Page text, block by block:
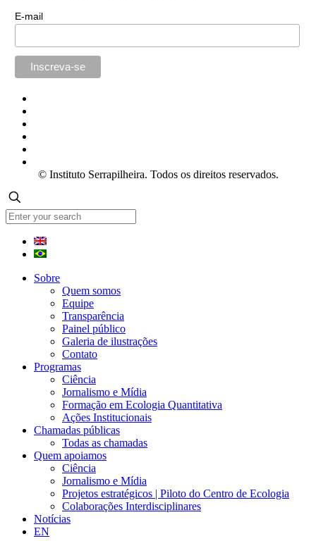
E-mail
© Instituto Serrapilheira. Todos os direitos reservados.
Sobre
Quem somos
Equipe
Transparência
Painel público
Galeria de ilustrações
Contato
Programas
Ciência
Jornalismo e Mídia
Formação em Ecologia Quantitativa
Ações Institucionais
Chamadas públicas
Todas as chamadas
Quem apoiamos
Ciência
Jornalismo e Mídia
Projetos estratégicos | Piloto do Centro de Ecologia
Colaborações Interdisciplinares
Notícias
EN